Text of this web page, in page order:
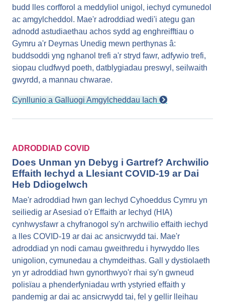
budd lles corfforol a meddyliol unigol, iechyd cymunedol
ac amgylcheddol. Mae'r adroddiad wedi'i ategu gan
adnodd astudiaethau achos sydd ag enghreifftiau o
Gymru a'r Deyrnas Unedig mewn perthynas â:
buddsoddi yng nghanol trefi a'r stryd fawr, adfywio trefi,
siopau cludfwyd poeth, datblygiadau preswyl, seilwaith
gwyrdd, a mannau chwarae.
Cynllunio a Galluogi Amgylcheddau Iach
ADRODDIAD COVID
Does Unman yn Debyg i Gartref? Archwilio
Effaith Iechyd a Llesiant COVID-19 ar Dai
Heb Ddiogelwch
Mae'r adroddiad hwn gan Iechyd Cyhoeddus Cymru yn
seiliedig ar Asesiad o'r Effaith ar Iechyd (HIA)
cynhwysfawr a chyfranogol sy'n archwilio effaith iechyd
a lles COVID-19 ar dai ac ansicrwydd tai. Mae'r
adroddiad yn nodi camau gweithredu i hyrwyddo lles
unigolion, cymunedau a chymdeithas. Gall y dystiolaeth
yn yr adroddiad hwn gynorthwyo'r rhai sy'n gwneud
polisïau a phenderfyniadau wrth ystyried effaith y
pandemig ar dai ac ansicrwydd tai, fel y gellir lleihau